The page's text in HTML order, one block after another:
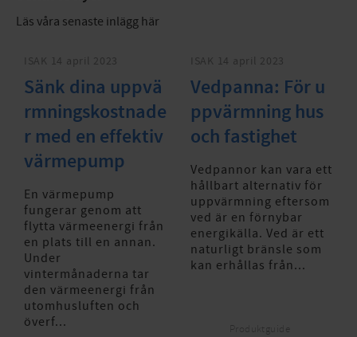
Läs våra senaste inlägg här
ISAK 14 april 2023
Sänk dina uppvä
rmningskostnade
r med en effektiv
värmepump
En värmepump
fungerar genom att
flytta värmeenergi från
en plats till en annan.
Under
vintermånaderna tar
den värmeenergi från
utomhusluften och
överf...
ISAK 14 april 2023
Vedpanna: För u
ppvärmning hus
och fastighet
Vedpannor kan vara ett
hållbart alternativ för
uppvärmning eftersom
ved är en förnybar
energikälla. Ved är ett
naturligt bränsle som
kan erhållas från...
Produktguide